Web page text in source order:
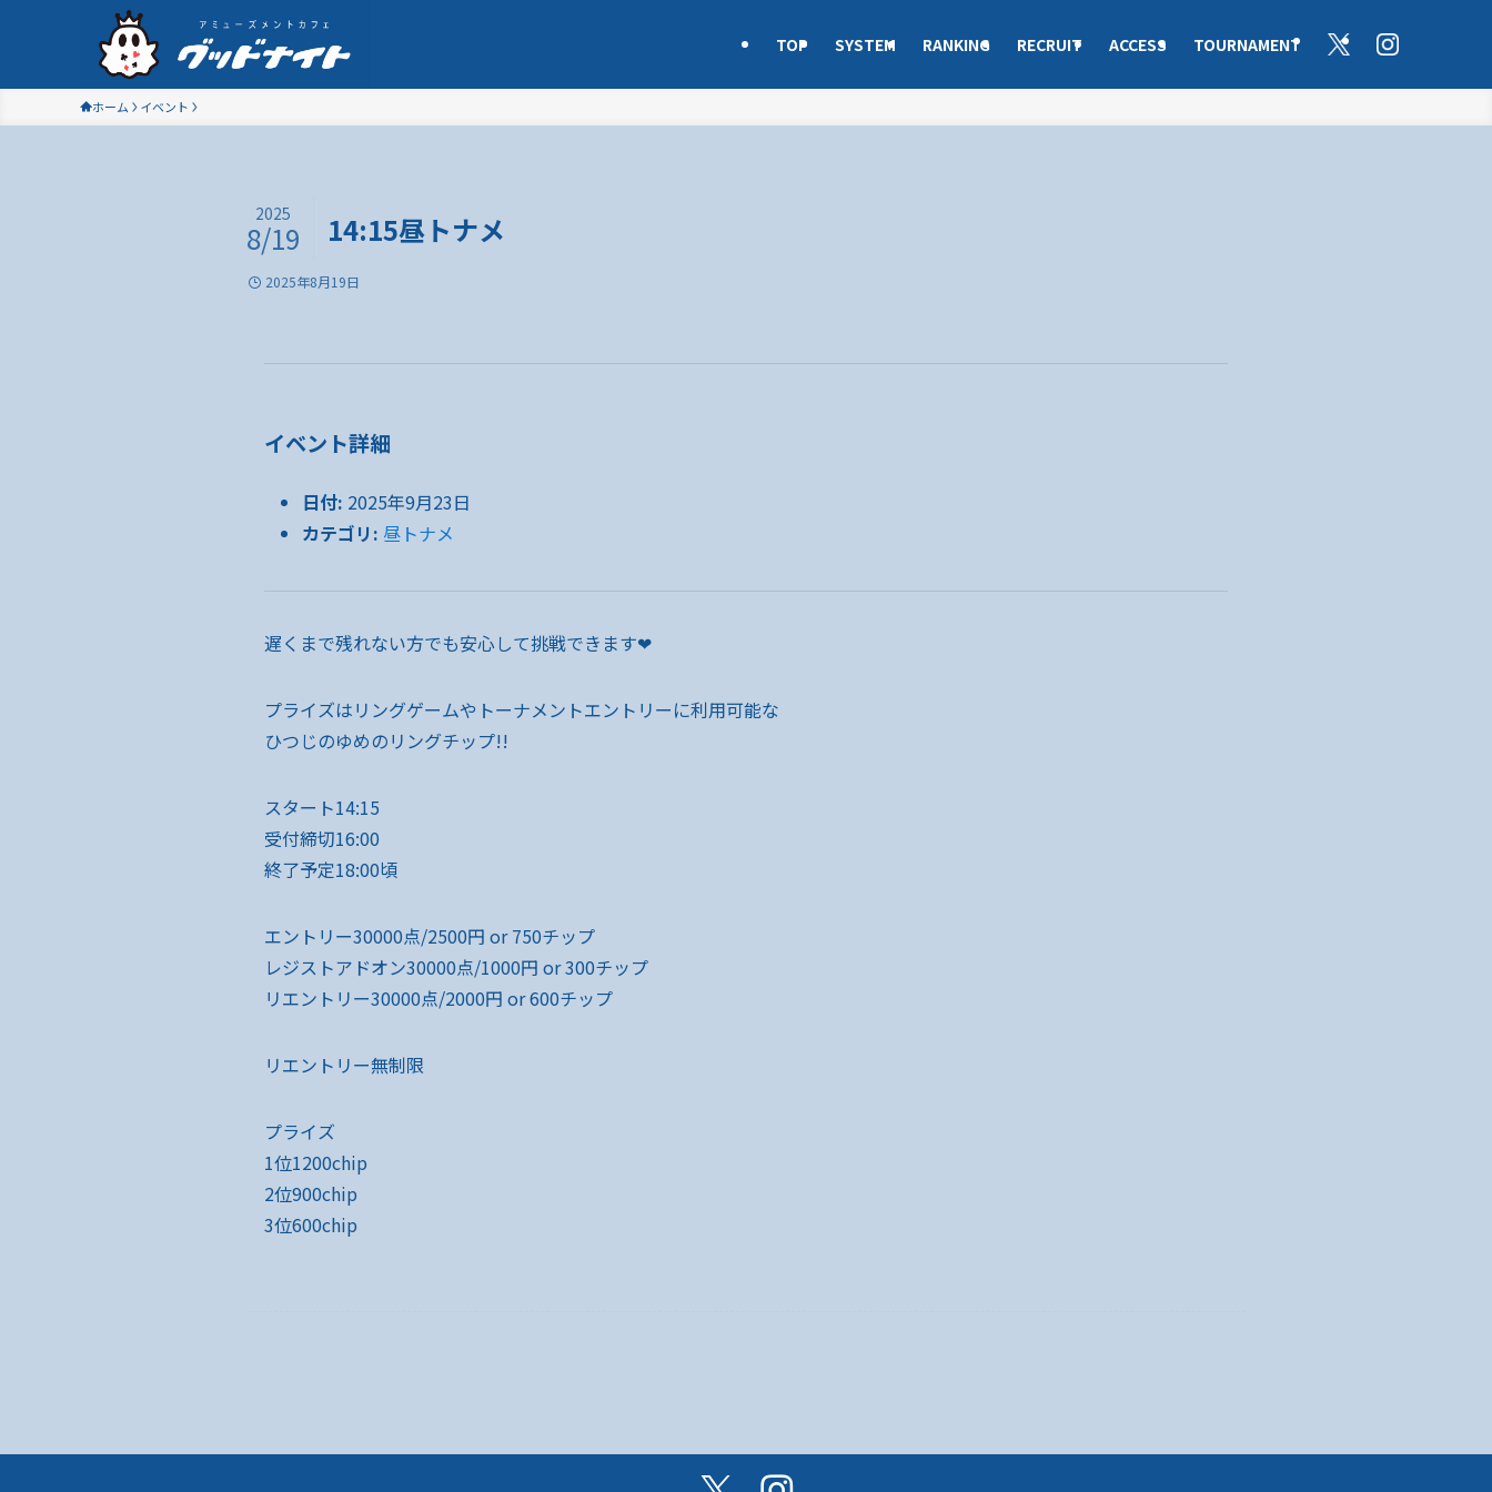
TOP SYSTEM RANKING RECRUIT ACCESS TOURNAMENT
ホーム イベント
14:15昼トナメ
2025
8/19
2025年8月19日
イベント詳細
日付: 2025年9月23日
カテゴリ: 昼トナメ
遅くまで残れない方でも安心して挑戦できます❤
プライズはリングゲームやトーナメントエントリーに利用可能な
ひつじのゆめのリングチップ!!
スタート14:15
受付締切16:00
終了予定18:00頃
エントリー30000点/2500円 or 750チップ
レジストアドオン30000点/1000円 or 300チップ
リエントリー30000点/2000円 or 600チップ
リエントリー無制限
プライズ
1位1200chip
2位900chip
3位600chip